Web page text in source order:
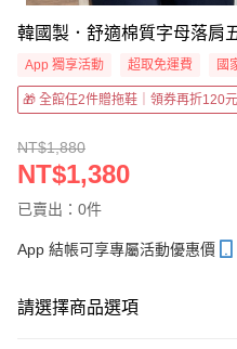
韓國製．舒適棉質字母落肩
App 獨享活動 超取免運費 國
🎁 全館任2件贈拖鞋｜領券再折120元
NT$1,880
NT$1,380
已賣出：0件
App 結帳可享專屬活動優惠價
請選擇商品選項